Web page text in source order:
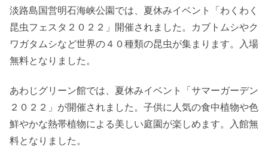
淡路島国営明石海峡公園では、夏休みイベント「わくわく
昆虫フェスタ２０２２」開催されました。カブトムシやク
ワガタムシなど世界の４０種類の昆虫が集まります。入場
無料となりました。
あわじグリーン館では、夏休みイベント「サマーガーデン
２０２２」が開催されました。子供に人気の食中植物や色
鮮やかな熱帯植物による美しい庭園が楽しめます。入館無
料となりました。